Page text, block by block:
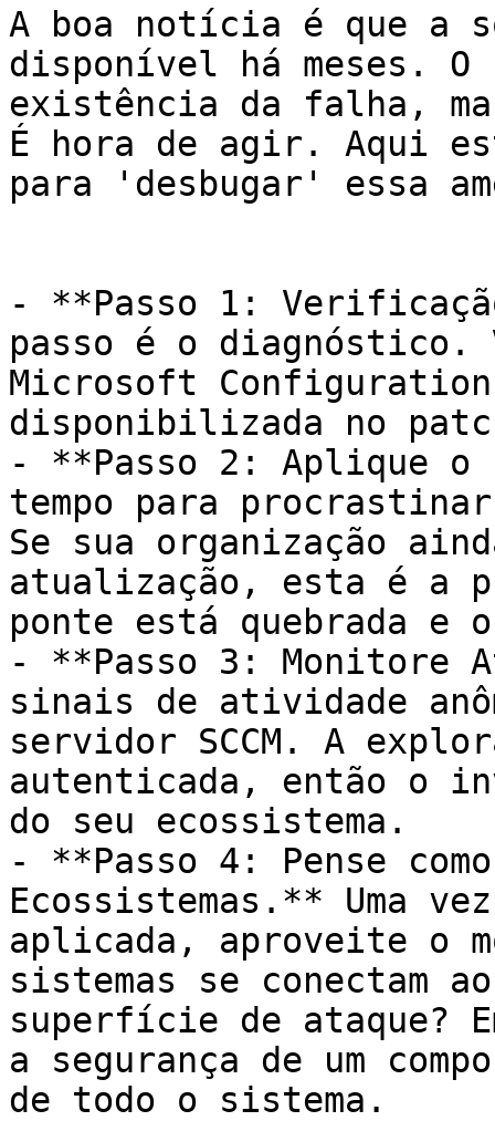
A boa notícia é que a
disponível há meses.
existência da falha,
É hora de agir. Aqui
para 'desbugar' essa
- **Passo 1:
passo é o diagnóstico.
Microsoft
disponibilizada no
- **Passo 2: Aplique o
tempo para
Se sua organização
atualização, esta é a
ponte está quebrada e
- **Passo 3: Monitore
sinais de atividade
servidor SCCM. A
autenticada, então o
do seu ecossistema.
- **Passo 4: Pense
Ecossistemas.** Uma
aplicada, aproveite o
sistemas se conectam
superfície de ataque?
a segurança de um
de todo o sistema.